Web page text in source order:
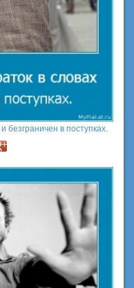
и безграничен в поступках.